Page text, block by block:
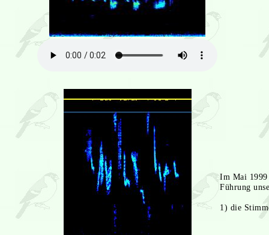
Im Mai
Führung
1) die